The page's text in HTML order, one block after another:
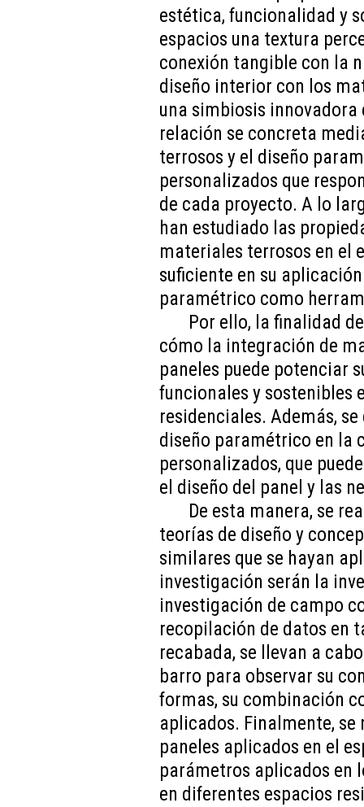
estética, funcionalidad y
espacios una textura
conexión tangible con la
diseño interior con los
una simbiosis
relación se concreta
terrosos y el diseño
personalizados que
de cada proyecto. A lo
han estudiado las
materiales terrosos en el
suficiente en su
paramétrico como
Por ello, la finalidad
cómo la integración de
paneles puede potenciar
funcionales y sostenibles
residenciales. Además,
diseño paramétrico en la
personalizados, que
el diseño del panel y las
De esta manera, se
teorías de diseño y
similares que se hayan
investigación serán la
investigación de campo
recopilación de datos en
recabada, se llevan a
barro para observar su
formas, su combinación
aplicados. Finalmente,
paneles aplicados en el
parámetros aplicados en
en diferentes espacios